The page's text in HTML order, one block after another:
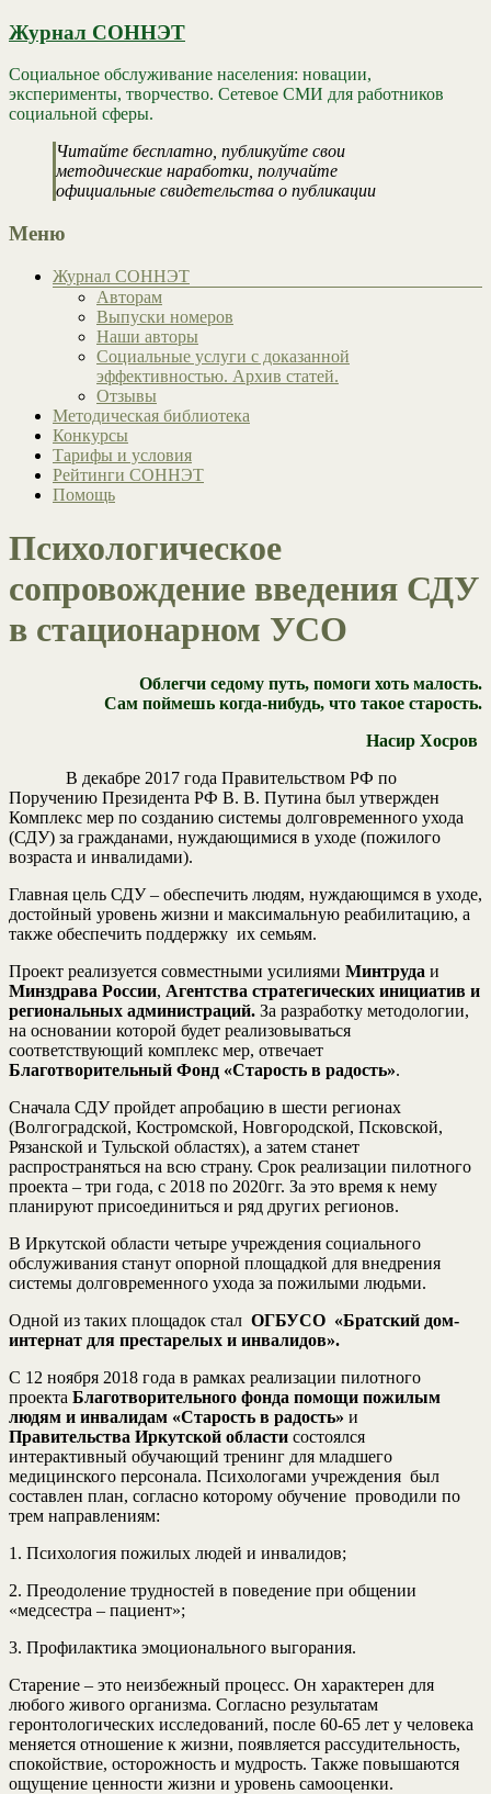
Журнал СОННЭТ
Социальное обслуживание населения: новации,
эксперименты, творчество. Сетевое СМИ для работников
социальной сферы.
Читайте бесплатно, публикуйте свои
методические наработки, получайте
официальные свидетельства о публикации
Меню
Журнал СОННЭТ
Авторам
Выпуски номеров
Наши авторы
Социальные услуги с доказанной
эффективностью. Архив статей.
Отзывы
Методическая библиотека
Конкурсы
Тарифы и условия
Рейтинги СОННЭТ
Помощь
Психологическое
сопровождение введения СДУ
в стационарном УСО
Облегчи седому путь, помоги хоть малость.
Сам поймешь когда-нибудь, что такое старость.
Насир Хосров
В декабре 2017 года Правительством РФ по
Поручению Президента РФ В. В. Путина был утвержден
Комплекс мер по созданию системы долговременного ухода
(СДУ) за гражданами, нуждающимися в уходе (пожилого
возраста и инвалидами).
Главная цель СДУ – обеспечить людям, нуждающимся в уходе,
достойный уровень жизни и максимальную реабилитацию, а
также обеспечить поддержку их семьям.
Проект реализуется совместными усилиями Минтруда и
Минздрава России, Агентства стратегических инициатив и
региональных администраций. За разработку методологии,
на основании которой будет реализовываться
соответствующий комплекс мер, отвечает
Благотворительный Фонд «Старость в радость».
Сначала СДУ пройдет апробацию в шести регионах
(Волгоградской, Костромской, Новгородской, Псковской,
Рязанской и Тульской областях), а затем станет
распространяться на всю страну. Срок реализации пилотного
проекта – три года, с 2018 по 2020гг. За это время к нему
планируют присоединиться и ряд других регионов.
В Иркутской области четыре учреждения социального
обслуживания станут опорной площадкой для внедрения
системы долговременного ухода за пожилыми людьми.
Одной из таких площадок стал ОГБУСО «Братский дом-
интернат для престарелых и инвалидов».
С 12 ноября 2018 года в рамках реализации пилотного
проекта Благотворительного фонда помощи пожилым
людям и инвалидам «Старость в радость» и
Правительства Иркутской области состоялся
интерактивный обучающий тренинг для младшего
медицинского персонала. Психологами учреждения был
составлен план, согласно которому обучение проводили по
трем направлениям:
1. Психология пожилых людей и инвалидов;
2. Преодоление трудностей в поведение при общении
«медсестра – пациент»;
3. Профилактика эмоционального выгорания.
Старение – это неизбежный процесс. Он характерен для
любого живого организма. Согласно результатам
геронтологических исследований, после 60-65 лет у человека
меняется отношение к жизни, появляется рассудительность,
спокойствие, осторожность и мудрость. Также повышаются
ощущение ценности жизни и уровень самооценки.